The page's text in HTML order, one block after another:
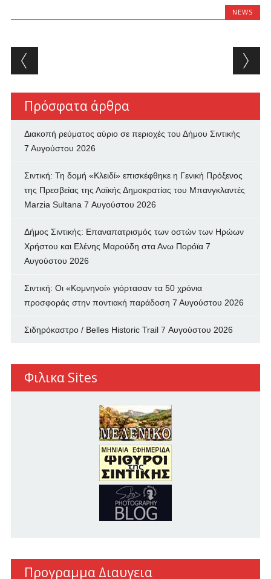
NEWS
Post navigation
Πρόσφατα άρθρα
Διακοπή ρεύματος αύριο σε περιοχές του Δήμου Σιντικής
7 Αυγούστου 2026
Σιντική: Τη δομή «Κλειδί» επισκέφθηκε η Γενική Πρόξενος
της Πρεσβείας της Λαϊκής Δημοκρατίας του Μπανγκλαντές
Marzia Sultana 7 Αυγούστου 2026
Δήμος Σιντικής: Επαναπατρισμός των oστών των Ηρώων
Χρήστου και Ελένης Μαρούδη στα Ανω Πορόϊα 7
Αυγούστου 2026
Σιντική: Οι «Κομνηνοί» γιόρτασαν τα 50 χρόνια
προσφοράς στην ποντιακή παράδοση 7 Αυγούστου 2026
Σιδηρόκαστρο / Belles Historic Trail 7 Αυγούστου 2026
Φιλικα Sites
Προγραμμα Διαυγεια